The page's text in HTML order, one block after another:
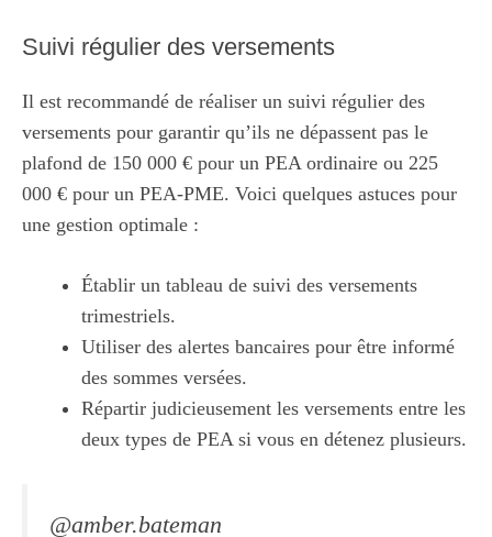
Suivi régulier des versements
Il est recommandé de réaliser un suivi régulier des
versements pour garantir qu’ils ne dépassent pas le
plafond de 150 000 € pour un PEA ordinaire ou 225
000 € pour un PEA-PME. Voici quelques astuces pour
une gestion optimale :
Établir un tableau de suivi des versements
trimestriels.
Utiliser des alertes bancaires pour être informé
des sommes versées.
Répartir judicieusement les versements entre les
deux types de PEA si vous en détenez plusieurs.
@amber.bateman